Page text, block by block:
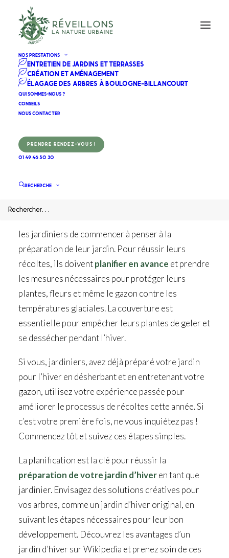
NOS PRESTATIONS
ENTRETIEN DE JARDINS ET TERRASSES
CRÉATION ET AMÉNAGEMENT
ÉLAGAGE DES ARBRES À BOULOGNE-BILLANCOURT
QUI SOMMES-NOUS ?
CONSEILS
NOUS CONTACTER
PRENDRE RENDEZ-VOUS !
01 49 46 50 30
RECHERCHE
Préparer son jardin
les jardiniers de commencer à penser à la
préparation de leur jardin. Pour réussir leurs
récoltes, ils doiventplanifier en avance et prendre
les mesures nécessaires pour protéger leurs
plantes, fleurs et même le gazon contre les
températures glaciales. La couverture est
essentielle pour empêcher leurs plantes de geler et
se dessécher pendant l’hiver.
Si vous, jardiniers, avez déjà préparé votre jardin
pour l’hiver en désherbant et en entretenant votre
gazon, utilisez votre expérience passée pour
améliorer le processus de récoltes cette année. Si
c’est votre première fois, ne vous inquiétez pas !
Commencez tôt et suivez ces étapes simples.
La planification est la clé pour réussir la
préparation de votre jardin d’hiveren tant que
jardinier. Envisagez des solutions créatives pour
vos arbres, comme un jardin d’hiver original, en
suivant les étapes nécessaires pour leur bon
développement. Découvrez les avantages d’un
jardin d’hiver sur Wikipedia et prenez soin de ces